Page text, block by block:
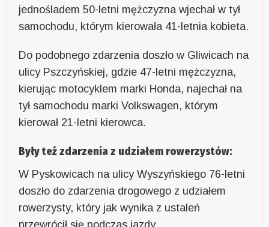
jednośladem 50-letni mężczyzna wjechał w tył
samochodu, którym kierowała 41-letnia kobieta.
Do podobnego zdarzenia doszło w Gliwicach na
ulicy Pszczyńskiej, gdzie 47-letni mężczyzna,
kierując motocyklem marki Honda, najechał na
tył samochodu marki Volkswagen, którym
kierował 21-letni kierowca.
Były też zdarzenia z udziałem rowerzystów:
W Pyskowicach na ulicy Wyszyńskiego 76-letni
doszło do zdarzenia drogowego z udziałem
rowerzysty, który jak wynika z ustaleń